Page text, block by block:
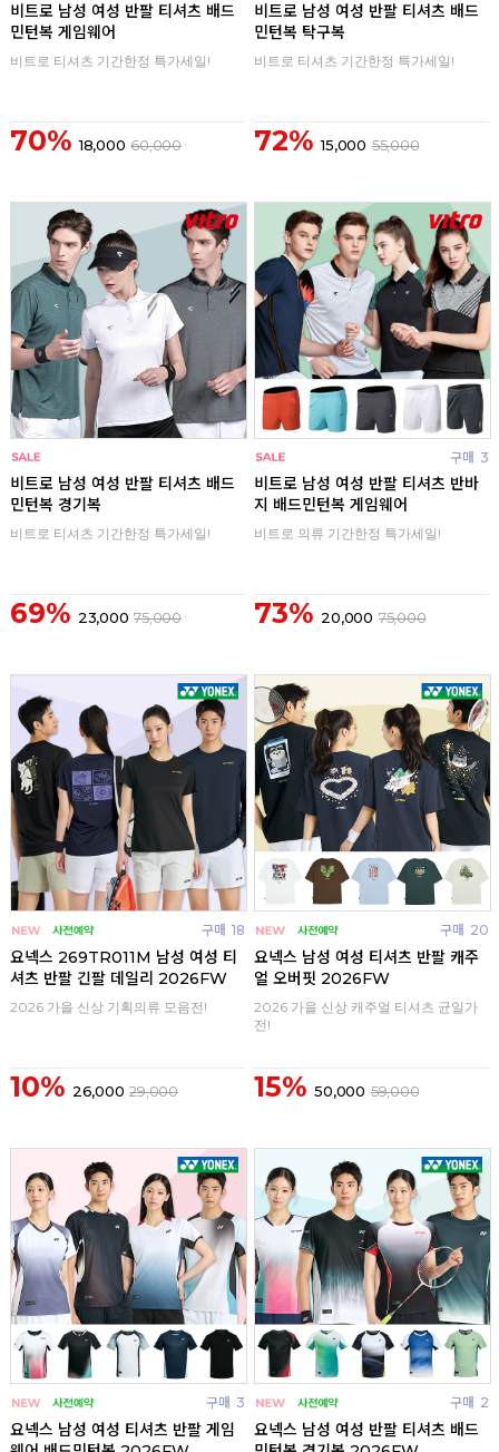
비트로 남성 여성 반팔 티셔츠 배드
민턴복 게임웨어
비트로 티셔츠 기간한정 특가세일!
70% 18,000 60,000
비트로 남성 여성 반팔 티셔츠 배드
민턴복 탁구복
비트로 티셔츠 기간한정 특가세일!
72% 15,000 55,000
비트로 남성 여성 반팔 티셔츠 배드
민턴복 경기복
비트로 티셔츠 기간한정 특가세일!
69% 23,000 75,000
구매 3
비트로 남성 여성 반팔 티셔츠 반바
지 배드민턴복 게임웨어
비트로 의류 기간한정 특가세일!
73% 20,000 75,000
구매 18
요넥스 269TR011M 남성 여성 티
셔츠 반팔 긴팔 데일리 2026FW
2026 가을 신상 기획의류 모음전!
10% 26,000 29,000
구매 20
요넥스 남성 여성 티셔츠 반팔 캐주
얼 오버핏 2026FW
2026 가을 신상 캐주얼 티셔츠 균일가
전!
15% 50,000 59,000
구매 3
요넥스 남성 여성 티셔츠 반팔 게임
구매 2
요넥스 남성 여성 반팔 티셔츠 배드